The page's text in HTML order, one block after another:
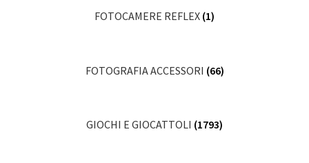
FOTOCAMERE REFLEX (1)
FOTOGRAFIA ACCESSORI (66)
GIOCHI E GIOCATTOLI (1793)